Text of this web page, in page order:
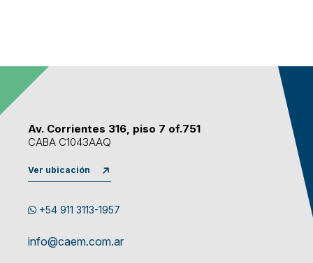
Av. Corrientes 316, piso 7 of.751
CABA C1043AAQ
Ver ubicación
+54 911 3113-1957
info@caem.com.ar